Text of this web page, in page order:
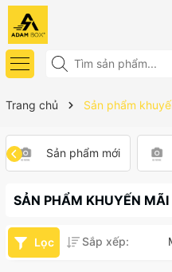
Trang chủ Sản phẩm
Sản phẩm mới
SẢN PHẨM KHUYẾN MÃI
Lọc Sắp xếp: